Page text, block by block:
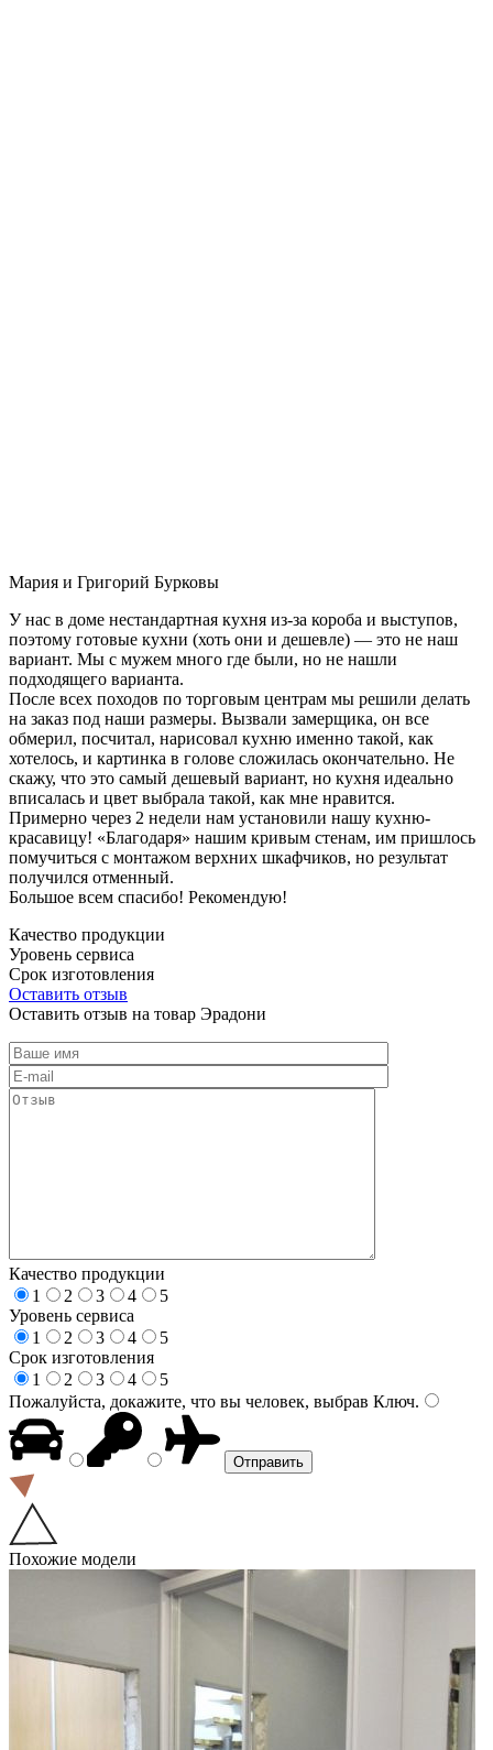
Мария и Григорий Бурковы
У нас в доме нестандартная кухня из-за короба и выступов,
поэтому готовые кухни (хоть они и дешевле) — это не наш
вариант. Мы с мужем много где были, но не нашли
подходящего варианта.
После всех походов по торговым центрам мы решили делать
на заказ под наши размеры. Вызвали замерщика, он все
обмерил, посчитал, нарисовал кухню именно такой, как
хотелось, и картинка в голове сложилась окончательно. Не
скажу, что это самый дешевый вариант, но кухня идеально
вписалась и цвет выбрала такой, как мне нравится.
Примерно через 2 недели нам установили нашу кухню-
красавицу! «Благодаря» нашим кривым стенам, им пришлось
помучиться с монтажом верхних шкафчиков, но результат
получился отменный.
Большое всем спасибо! Рекомендую!
Качество продукции
Уровень сервиса
Срок изготовления
Оставить отзыв
Оставить отзыв на товар Эрадони
Качество продукции
1
2 3 4
5
Уровень сервиса
1
2 3 4
5
Срок изготовления
1
2 3 4
5
Пожалуйста, докажите, что вы человек, выбрав Ключ.
Похожие модели